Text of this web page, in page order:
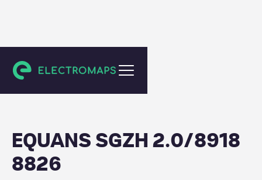
Maassluis
EQUANS SGZH 2.0/8918
8826